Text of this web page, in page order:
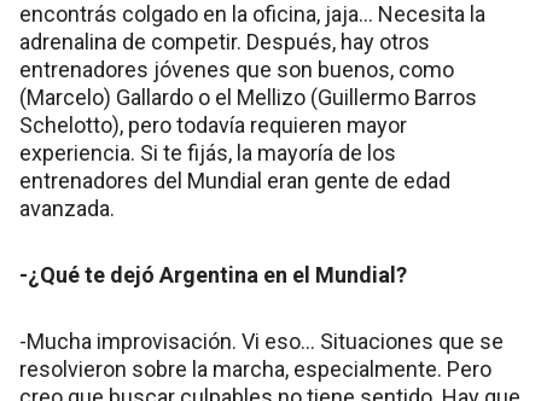
encontrás colgado en la oficina, jaja… Necesita la
adrenalina de competir. Después, hay otros
entrenadores jóvenes que son buenos, como
(Marcelo) Gallardo o el Mellizo (Guillermo Barros
Schelotto), pero todavía requieren mayor
experiencia. Si te fijás, la mayoría de los
entrenadores del Mundial eran gente de edad
avanzada.
-¿Qué te dejó Argentina en el Mundial?
-Mucha improvisación. Vi eso… Situaciones que se
resolvieron sobre la marcha, especialmente. Pero